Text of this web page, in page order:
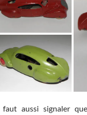
aussi signaler